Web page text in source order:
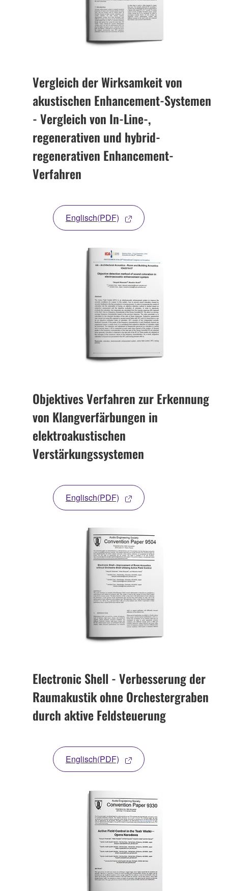
Vergleich der Wirksamkeit von
akustischen Enhancement-Systemen
- Vergleich von In-Line-,
regenerativen und hybrid-
regenerativen Enhancement-
Verfahren
Englisch(PDF)
Objektives Verfahren zur Erkennung
von Klangverfärbungen in
elektroakustischen
Verstärkungssystemen
Englisch(PDF)
Electronic Shell - Verbesserung der
Raumakustik ohne Orchestergraben
durch aktive Feldsteuerung
Englisch(PDF)